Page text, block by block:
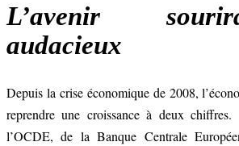
L’avenir
audacieux
Depuis la crise économique de 2008,
reprendre une croissance à deux
l’OCDE, de la Banque Centrale